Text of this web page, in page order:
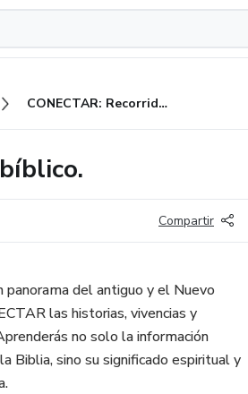
CONECTAR: Recorrido por todo el relato bíblico.
Compartir
del antiguo y el Nuevo
las historias, vivencias y
no solo la información
Biblia, sino su significado espiritual y